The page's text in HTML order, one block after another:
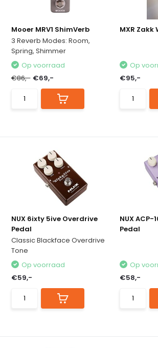
Mooer MRV1 ShimVerb
3 Reverb Modes: Room,
Spring, Shimmer
Op voorraad
€86,- €69,-
MXR
Op
€95,-
NUX 6ixty 5ive Overdrive
Pedal
Classic Blackface Overdrive
Tone
Op voorraad
€59,-
NUX
Pedal
Op
€58,-